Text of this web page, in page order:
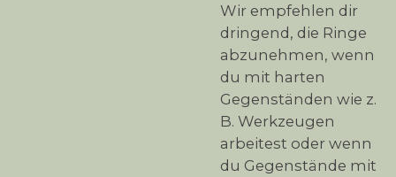
Wir empfehlen dir
dringend, die Ringe
abzunehmen, wenn
du mit harten
Gegenständen wie z.
B. Werkzeugen
arbeitest oder wenn
du Gegenstände mit